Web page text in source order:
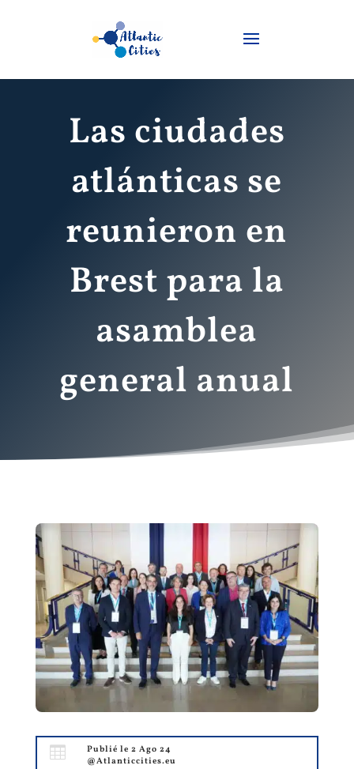
Las ciudades
atlánticas se
reunieron en
Brest para la
asamblea
general anual

Publié le 2 Ago 24
@Atlanticcities.eu